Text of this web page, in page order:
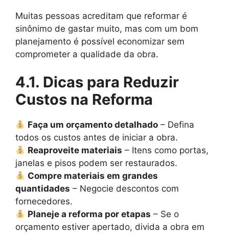
Muitas pessoas acreditam que reformar é
sinônimo de gastar muito, mas com um bom
planejamento é possível economizar sem
comprometer a qualidade da obra.
4.1. Dicas para Reduzir
Custos na Reforma
Faça um orçamento detalhado – Defina
todos os custos antes de iniciar a obra.
Reaproveite materiais – Itens como portas,
janelas e pisos podem ser restaurados.
Compre materiais em grandes
quantidades – Negocie descontos com
fornecedores.
Planeje a reforma por etapas – Se o
orçamento estiver apertado, divida a obra em